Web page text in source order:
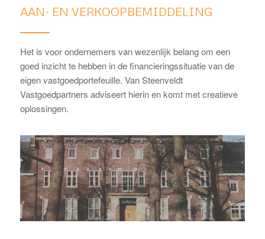
AAN- EN VERKOOPBEMIDDELING
Het is voor ondernemers van wezenlijk belang om een
goed inzicht te hebben in de financieringssituatie van de
eigen vastgoedportefeuille. Van Steenveldt
Vastgoedpartners adviseert hierin en komt met creatieve
oplossingen.